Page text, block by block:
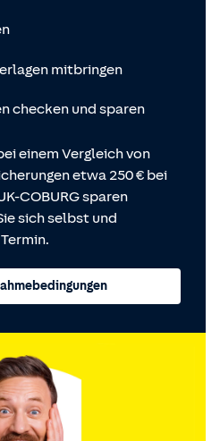
mitbringen
checken und sparen
einem Vergleich von
etwa 250 € bei
COBURG sparen
sich selbst und